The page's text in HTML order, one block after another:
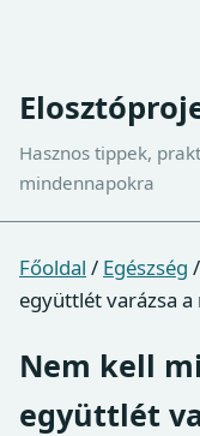
Hasznos tippek,
mindennapokra
Főoldal / Egészség /
együttlét varázsa
Nem kell
együttlét